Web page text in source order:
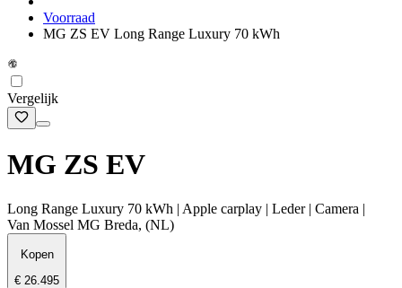
Voorraad
MG ZS EV Long Range Luxury 70 kWh
Vergelijk
MG ZS EV
Long Range Luxury 70 kWh | Apple carplay | Leder | Camera |
Van Mossel MG Breda, (NL)
Kopen
€ 26.495